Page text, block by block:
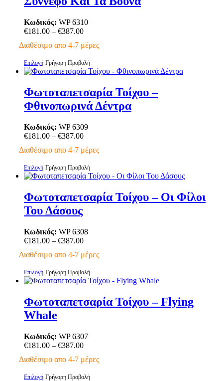
παραλλαγές.
επιλογές
μπορούν
επιλεγούν
σελίδα
του
Κωδικός: WP 6310
€181.00 – €387.00Price
€181.00
€387.00
Διαθέσιμο απο 4-7 μέρες
Επιλογή Αυτό
το
πολλαπλές
παραλλαγές.
επιλογές
μπορούν
επιλεγούν
σελίδα
του
Γρήγορη Προβολή
Φωτοταπετσαρία Τοίχου –
Φθινοπωρινά Δέντρα
Κωδικός: WP 6309
€181.00 – €387.00Price
€181.00
€387.00
Διαθέσιμο απο 4-7 μέρες
Επιλογή Αυτό
το
πολλαπλές
παραλλαγές.
επιλογές
μπορούν
επιλεγούν
σελίδα
του
Γρήγορη Προβολή
Φωτοταπετσαρία Τοίχου – Οι Φίλοι
Του Δάσους
Κωδικός: WP 6308
€181.00 – €387.00Price
€181.00
€387.00
Διαθέσιμο απο 4-7 μέρες
Επιλογή Αυτό
το
πολλαπλές
παραλλαγές.
επιλογές
μπορούν
επιλεγούν
σελίδα
Γρήγορη Προβολή
Φωτοταπετσαρία Τοίχου – Flying
Whale
Κωδικός: WP 6307
€181.00 – €387.00Price
€181.00
Διαθέσιμο απο 4-7 μέρες
Επιλογή Αυτό
Γρήγορη Προβολή